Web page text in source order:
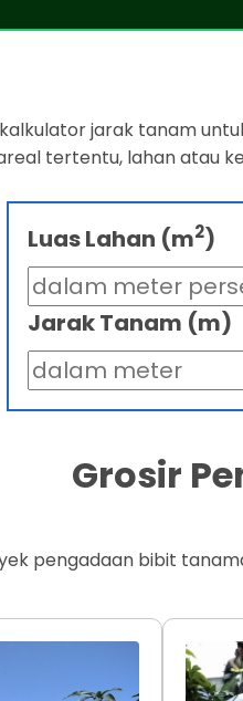
jarak tanam
tertentu, lahan atau
Luas Lahan (m2)
Jarak Tanam (m)
Grosir
pengadaan bibit